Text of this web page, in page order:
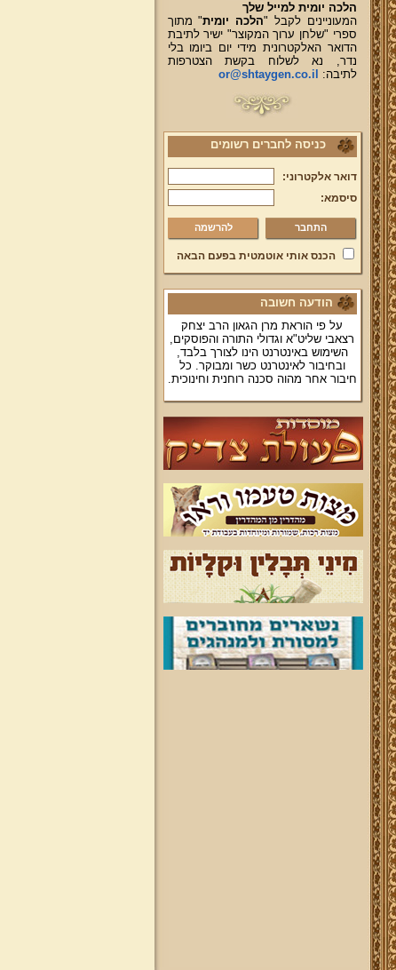
הלכה יומית למייל שלך
המעוניינים לקבל "הלכה יומית" מתוך
ספרי "שלחן ערוך המקוצר" ישיר לתיבת
הדואר האלקטרונית מידי יום ביומו בלי
נדר, נא לשלוח בקשת הצטרפות
לתיבה:
or@shtaygen.co.il
כניסה לחברים רשומים
דואר אלקטרוני:
סיסמא:
להרשמה
הכנס אותי אוטמטית בפעם הבאה
הודעה חשובה
על פי הוראת מרן הגאון הרב יצחק
רצאבי שליט"א וגדולי התורה והפוסקים,
השימוש באינטרנט הינו לצורך בלבד,
ובחיבור לאינטרנט כשר ומבוקר. כל
חיבור אחר מהוה סכנה רוחנית וחינוכית.